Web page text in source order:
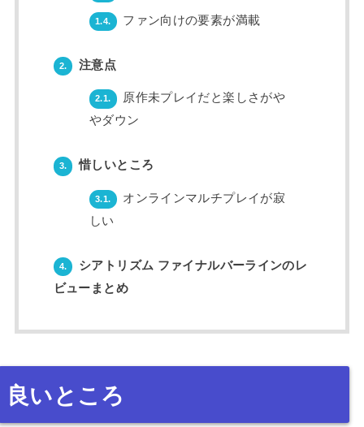
1.4. ファン向けの要素が満載
2. 注意点
2.1.
原作未プレイだと楽しさがや
やダウン
3. 惜しいところ
3.1.
オンラインマルチプレイが寂
しい
4.
シアトリズム ファイナルバーラインのレ
ビューまとめ
良いところ